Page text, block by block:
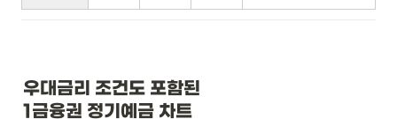
우대금리 조건도 포함된
1금융권 정기예금 차트